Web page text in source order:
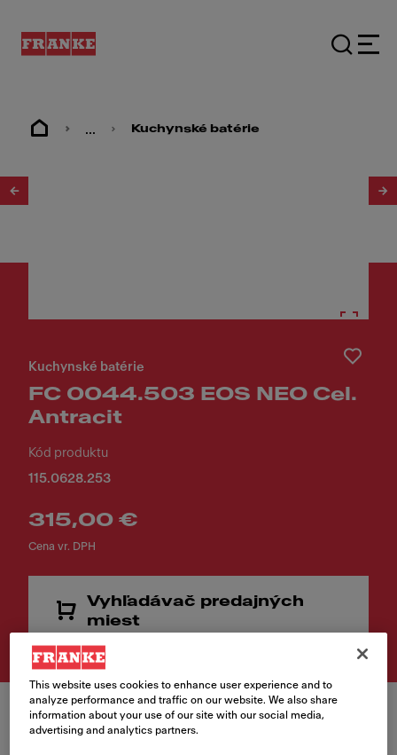
... Kuchynské batérie
Kuchynské batérie
FC 0044.503 EOS NEO Cel.
Antracit
Kód produktu
115.0628.253
315,00 €
Cena vr. DPH
Vyhľadávač predajných
miest
This website uses cookies to enhance user experience and to
analyze performance and traffic on our website. We also share
information about your use of our site with our social media,
advertising and analytics partners.